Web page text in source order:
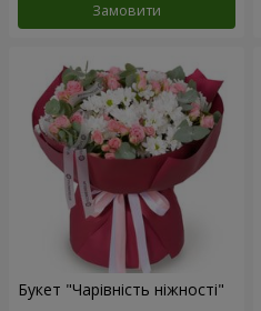
Замовити
Букет "Чарівність ніжності"